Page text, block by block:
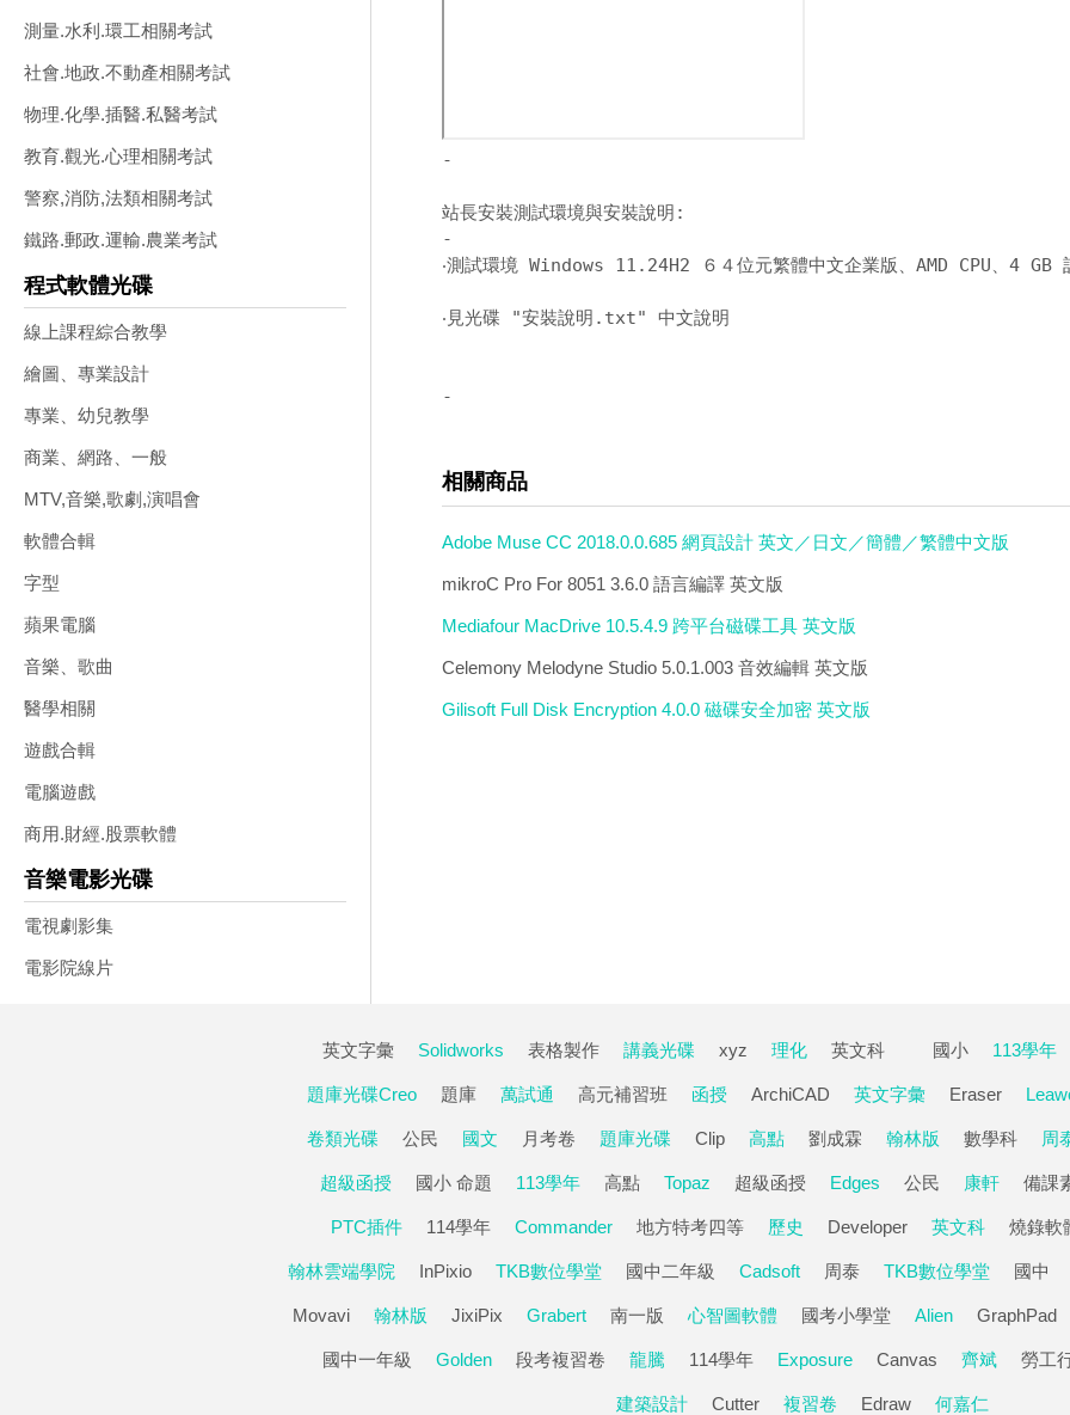
測量.水利.環工相關考試
社會.地政.不動產相關考試
物理.化學.插醫.私醫考試
教育.觀光.心理相關考試
警察,消防,法類相關考試
鐵路.郵政.運輸.農業考試
程式軟體光碟
線上課程綜合教學
繪圖、專業設計
專業、幼兒教學
商業、網路、一般
MTV,音樂,歌劇,演唱會
軟體合輯
字型
蘋果電腦
音樂、歌曲
醫學相關
遊戲合輯
電腦遊戲
商用.財經.股票軟體
音樂電影光碟
電視劇影集
電影院線片
-
站長安裝測試環境與安裝說明:
-
‧測試環境 Windows 11.24H2 ６４位元繁體中文企業版、AMD CPU、4 GB
‧見光碟 "安裝說明.txt" 中文說明
-
相關商品
Adobe Muse CC 2018.0.0.685 網頁設計 英文／日文／簡體／繁體中文版
mikroC Pro For 8051 3.6.0 語言編譯 英文版
Mediafour MacDrive 10.5.4.9 跨平台磁碟工具 英文版
Celemony Melodyne Studio 5.0.1.003 音效編輯 英文版
Gilisoft Full Disk Encryption 4.0.0 磁碟安全加密 英文版
英文字彙 Solidworks 表格製作 講義光碟 xyz 理化 英文科 國小 113學年
題庫光碟Creo 題庫 萬試通 高元補習班 函授 ArchiCAD 英文字彙 Eraser
卷類光碟 公民 國文 月考卷 題庫光碟 Clip 高點 劉成霖 翰林版 數學科 周
超級函授 國小 命題 113學年 高點 Topaz 超級函授 Edges 公民 康軒 備課
PTC插件 114學年 Commander 地方特考四等 歷史 Developer 英文科 燒錄軟
翰林雲端學院 InPixio TKB數位學堂 國中二年級 Cadsoft 周泰 TKB數位學堂 國中
Movavi 翰林版 JixiPix Grabert 南一版 心智圖軟體 國考小學堂 Alien GraphPad
國中一年級 Golden 段考複習卷 龍騰 114學年 Exposure Canvas 齊斌 勞工
建築設計 Cutter 複習卷 Edraw 何嘉仁